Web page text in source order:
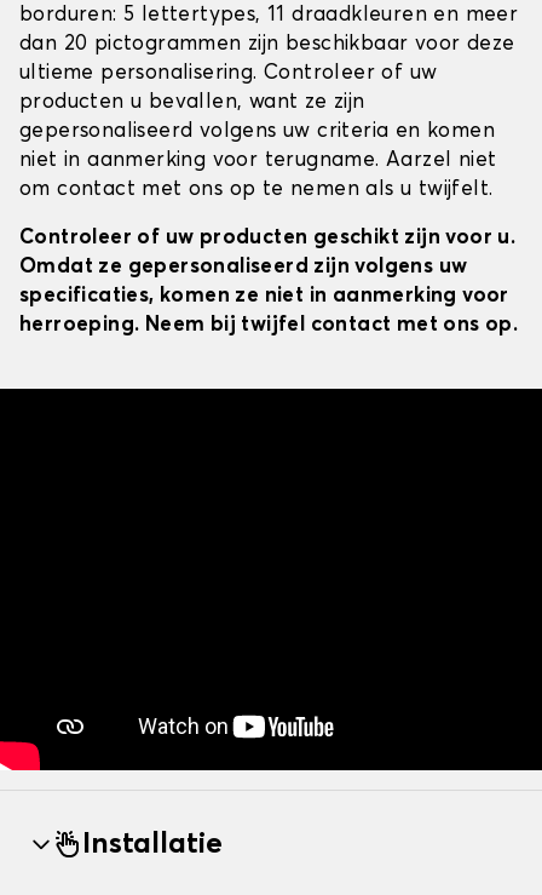
borduren: 5 lettertypes, 11 draadkleuren en meer
dan 20 pictogrammen zijn beschikbaar voor deze
ultieme personalisering. Controleer of uw
producten u bevallen, want ze zijn
gepersonaliseerd volgens uw criteria en komen
niet in aanmerking voor terugname. Aarzel niet
om contact met ons op te nemen als u twijfelt.
Controleer of uw producten geschikt zijn voor u.
Omdat ze gepersonaliseerd zijn volgens uw
specificaties, komen ze niet in aanmerking voor
herroeping. Neem bij twijfel contact met ons op.
Installatie